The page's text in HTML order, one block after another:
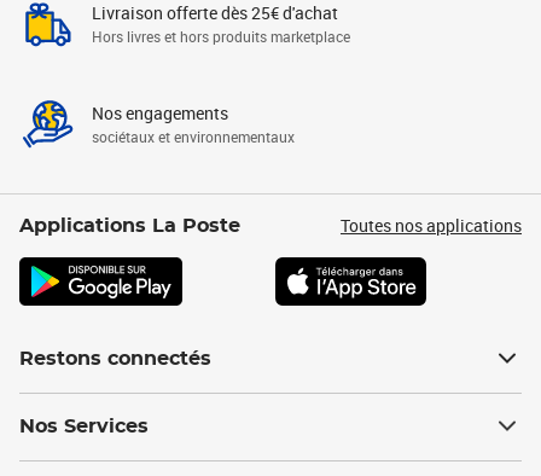
Livraison offerte dès 25€ d'achat
Hors livres et hors produits marketplace
Nos engagements
sociétaux et environnementaux
Applications La Poste Toutes nos applications
Restons connectés
Nos Services